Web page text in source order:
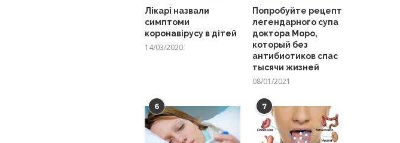
Лікарі назвали
симптоми
коронавірусу в дітей
14/03/2020
Попробуйте рецепт
легендарного супа
доктора Моро,
который без
антибиотиков спас
тысячи жизней
08/01/2021
6 7